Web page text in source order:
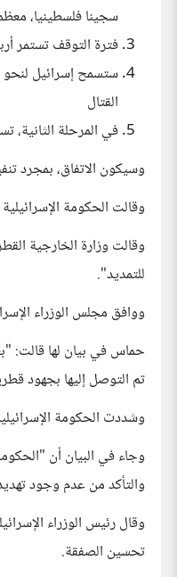
سجينا فلسطينيا،
فترة التوقف تستمر
القتال
في المرحلة
وسيكون الاتفاق، بمجرد
وقالت الحكومة الإسرائيلية إنها ستمدد
للتمديد".
ووافق مجلس الوزراء
حماس في بيان لها قالت:
تم التوصل إليها بجهود
وشددت الحكومة
وجاء في البيان أن
والتأكد من عدم وجود
وقال رئيس الوزراء
تحسين الصفقة.